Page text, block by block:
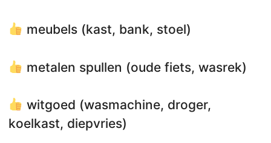
meubels (kast, bank, stoel)
metalen spullen (oude fiets, wasrek)
witgoed (wasmachine, droger,
koelkast, diepvries)